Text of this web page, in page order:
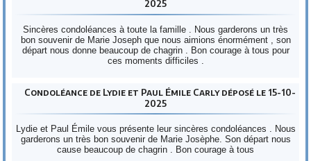
2025
Sincères condoléances à toute la famille . Nous garderons un très
bon souvenir de Marie Joseph que nous aimions énormément , son
départ nous donne beaucoup de chagrin . Bon courage à tous pour
ces moments difficiles .
Condoléance de Lydie et Paul Émile Carly déposé le 15-10-
2025
Lydie et Paul Émile vous présente leur sincères condoléances . Nous
garderons un très bon souvenir de Marie Josèphe. Son départ nous
cause beaucoup de chagrin . Bon courage à tous